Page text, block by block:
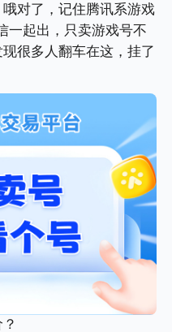
对了，记住腾讯系游戏
一起出，只卖游戏号不
很多人翻车在这，挂了